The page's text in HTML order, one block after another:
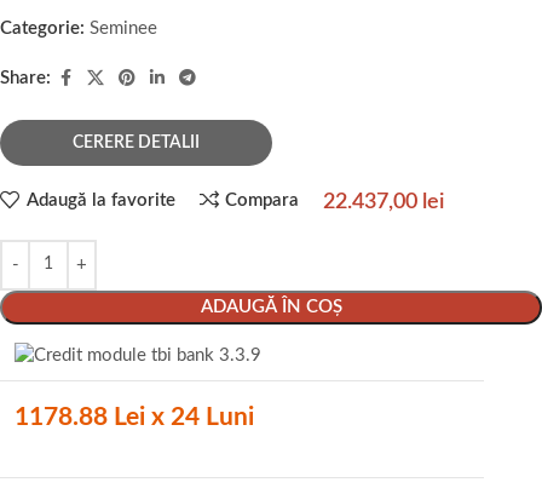
Categorie: Seminee
Share:
CERERE DETALII
Adaugă la favorite Compara 22.437,00 lei
ADAUGĂ ÎN COȘ
1178.88 Lei x 24 Luni